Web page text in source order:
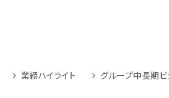
業績ハイライト グループ中長期ビ